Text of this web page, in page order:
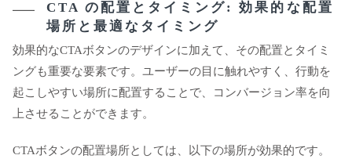
CTA の配置とタイミング: 効果的な配置
場所と最適なタイミング
効果的なCTAボタンのデザインに加えて、その配置とタイミ
ングも重要な要素です。ユーザーの目に触れやすく、行動を
起こしやすい場所に配置することで、コンバージョン率を向
上させることができます。
CTAボタンの配置場所としては、以下の場所が効果的です。